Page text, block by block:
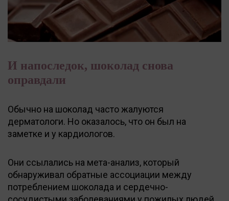
И напоследок, шоколад снова
оправдали
Обычно на шоколад часто жалуются
дерматологи. Но оказалось, что он был на
заметке и у кардиологов.
Они ссылались на мета-анализ, который
обнаруживал обратные ассоциации между
потреблением шоколада и сердечно-